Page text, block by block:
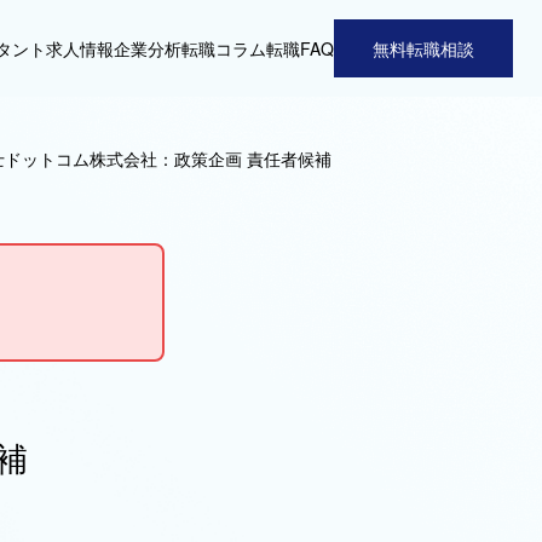
ント求人情報企業分析転職コラム転職FAQ 無料転職相談
ットコム株式会社：政策企画 責任者候補